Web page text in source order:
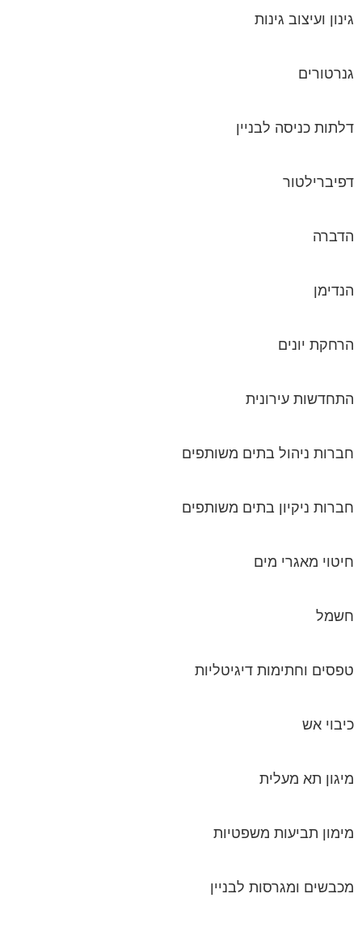
גינון ועיצוב גינות
גנרטורים
דלתות כניסה לבניין
דפיברילטור
הדברה
הנדימן
הרחקת יונים
התחדשות עירונית
חברות ניהול בתים משותפים
חברות ניקיון בתים משותפים
חיטוי מאגרי מים
חשמל
טפסים וחתימות דיגיטליות
כיבוי אש
מיגון תא מעלית
מימון תביעות משפטיות
מכבשים ומגרסות לבניין